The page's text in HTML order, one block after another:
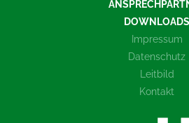
DOWNLOADS
Impressum
Datenschutz
Leitbild
Kontakt